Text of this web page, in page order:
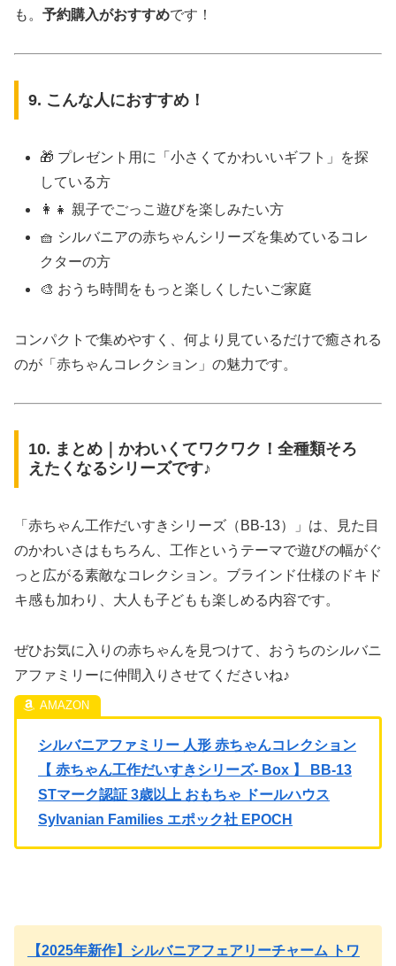
も。 予約購入がおすすめです！
9. こんな人におすすめ！
🎁 プレゼント用に「小さくてかわいいギフト」を探
している方
👩‍👧 親子でごっこ遊びを楽しみたい方
🧺 シルバニアの赤ちゃんシリーズを集めているコレ
クターの方
🎨 おうち時間をもっと楽しくしたいご家庭
コンパクトで集めやすく、何より見ているだけで癒される
のが「赤ちゃんコレクション」の魅力です。
10. まとめ｜かわいくてワクワク！全種類そろ
えたくなるシリーズです♪
「赤ちゃん工作だいすきシリーズ（BB-13）」は、見た目
のかわいさはもちろん、工作というテーマで遊びの幅がぐ
っと広がる素敵なコレクション。ブラインド仕様のドキド
キ感も加わり、大人も子どもも楽しめる内容です。
ぜひお気に入りの赤ちゃんを見つけて、おうちのシルバニ
アファミリーに仲間入りさせてくださいね♪
シルバニアファミリー 人形 赤ちゃんコレクション
【 赤ちゃん工作だいすきシリーズ- Box 】 BB-13
STマーク認証 3歳以上 おもちゃ ドールハウス
Sylvanian Families エポック社 EPOCH
【2025年新作】シルバニアフェアリーチャーム トワ